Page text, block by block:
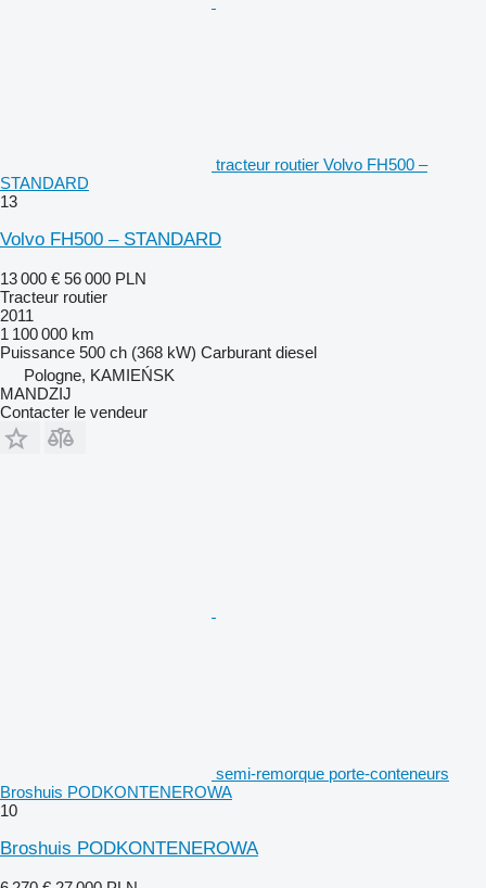
tracteur routier Volvo FH500 –
STANDARD
13
Volvo FH500 – STANDARD
13 000 € 56 000 PLN
Tracteur routier
2011
1 100 000 km
Puissance 500 ch (368 kW) Carburant diesel
Pologne, KAMIEŃSK
MANDZIJ
Contacter le vendeur
semi-remorque porte-conteneurs
Broshuis PODKONTENEROWA
10
Broshuis PODKONTENEROWA